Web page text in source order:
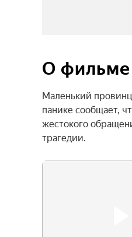
О фильме
Маленький
панике сообщает,
жестокого
трагедии.